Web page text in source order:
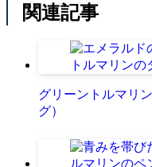
関連記事
グリーントルマリ
グ）